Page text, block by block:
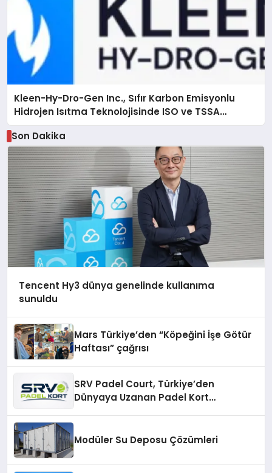
Kleen-Hy-Dro-Gen Inc., Sıfır Karbon Emisyonlu
Hidrojen Isıtma Teknolojisinde ISO ve TSSA
Düzenleyici Onaylarını Aldı
Son Dakika
Tencent Hy3 dünya genelinde kullanıma
sunuldu
Mars Türkiye’den “Köpeğini İşe Götür
Haftası” çağrısı
SRV Padel Court, Türkiye’den
Dünyaya Uzanan Padel Kort
Modüler Su Deposu Çözümleri